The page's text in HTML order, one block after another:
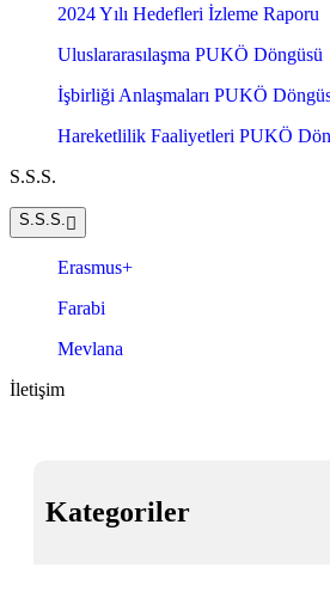
2024 Yılı Hedefleri İzleme Raporu
Uluslararasılaşma PUKÖ Döngüsü
İşbirliği Anlaşmaları PUKÖ
Hareketlilik Faaliyetleri PUKÖ
S.S.S.
S.S.S.
Erasmus+
Farabi
Mevlana
İletişim
Kategoriler